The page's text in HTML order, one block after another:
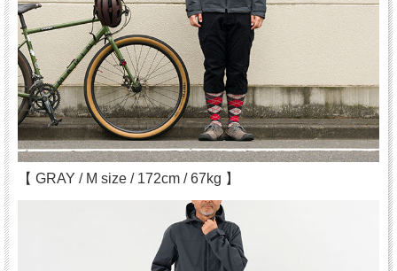
【 GRAY / M size / 172cm / 67kg 】